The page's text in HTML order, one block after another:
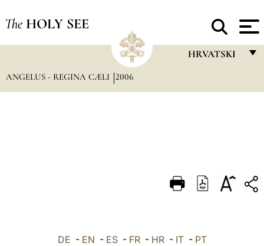
The HOLY SEE
HRVATSKI
DEUTSCH
العربيّة
ANGELUS - REGINA CÆLI 2006
DE - EN - ES- FR- HR- IT- PT